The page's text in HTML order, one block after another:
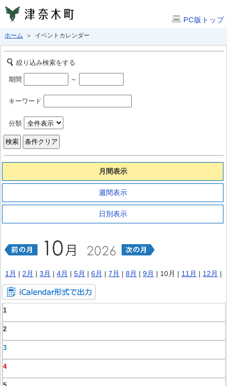
PC版トップ
ホーム ＞ イベントカレンダー
絞り込み検索をする
期間 ～
キーワード
分類
月間表示
週間表示
日別表示
1月 | 2月 | 3月 | 4月 | 5月 | 6月 | 7月 | 8月 | 9月 | 10月 | 11月 | 12月 |
1
2
3
4